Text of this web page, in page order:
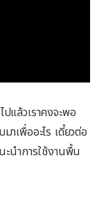
ล้วเราคงจะพอ
เพื่ออะไร เดี๋ยวต่อ
นำการใช้งานพื้น